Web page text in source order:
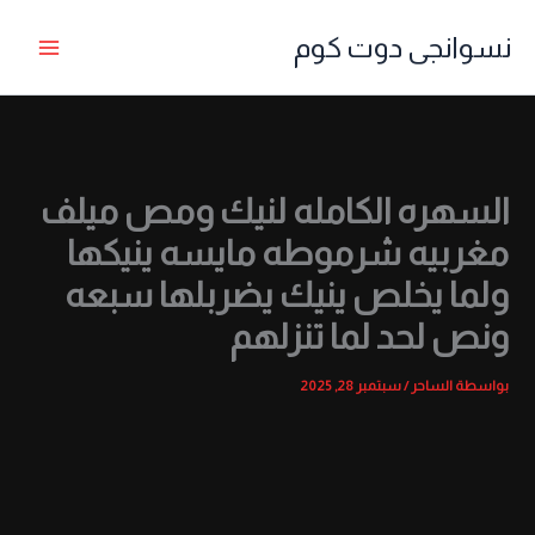
نسوانجى دوت كوم
السهره الكامله لنيك ومص ميلف
مغربيه شرموطه مايسه ينيكها
ولما يخلص ينيك يضربلها سبعه
ونص لحد لما تنزلهم
بواسطة الساحر/سبتمبر 28, 2025